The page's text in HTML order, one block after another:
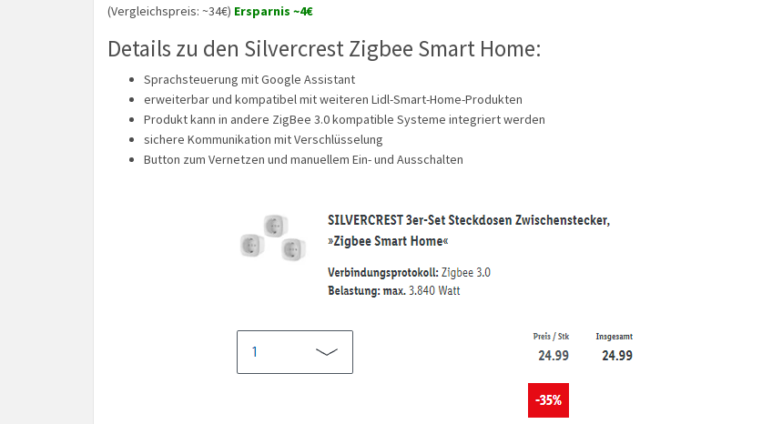
(Vergleichspreis: ~34€) Ersparnis ~4€
Details zu den Silvercrest Zigbee Smart Home:
Sprachsteuerung mit Google Assistant
erweiterbar und kompatibel mit weiteren Lidl-Smart-Home-Produkten
Produkt kann in andere ZigBee 3.0 kompatible Systeme integriert werden
sichere Kommunikation mit Verschlüsselung
Button zum Vernetzen und manuellem Ein- und Ausschalten